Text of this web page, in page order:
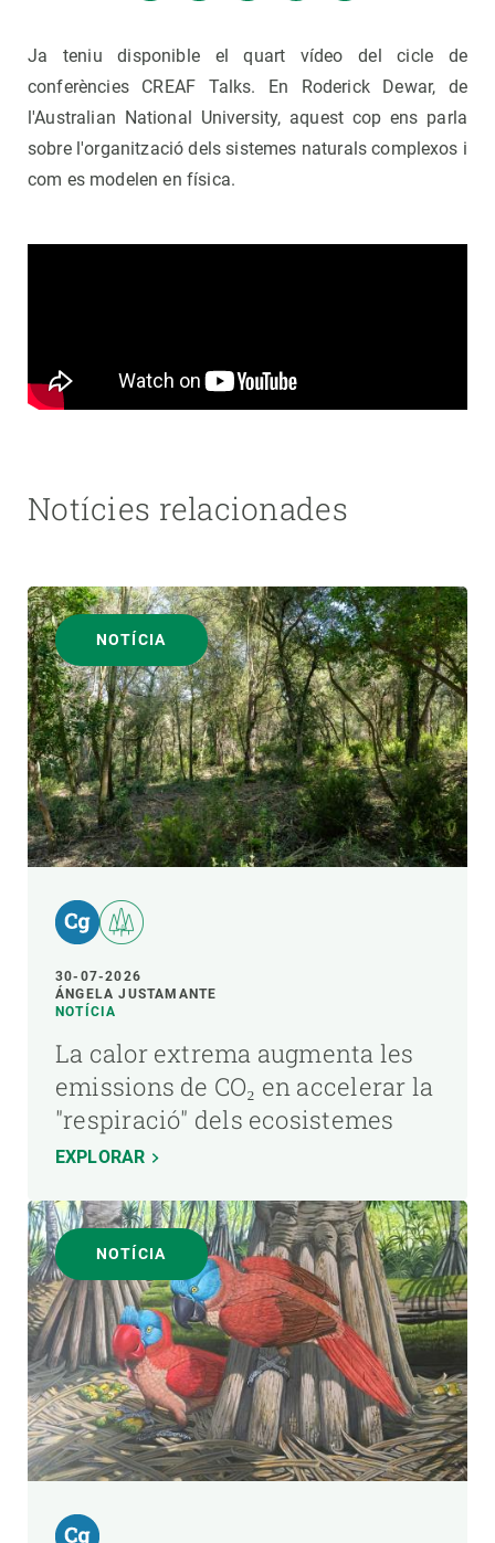
Ja teniu disponible el quart vídeo del cicle de
conferències CREAF Talks. En Roderick Dewar, de
l'Australian National University, aquest cop ens parla
sobre l'organització dels sistemes naturals complexos i
com es modelen en física.
Notícies relacionades
NOTÍCIA
30-07-2026
ÁNGELA JUSTAMANTE
NOTÍCIA
La calor extrema augmenta les
emissions de CO₂ en accelerar la
"respiració" dels ecosistemes
EXPLORAR
NOTÍCIA